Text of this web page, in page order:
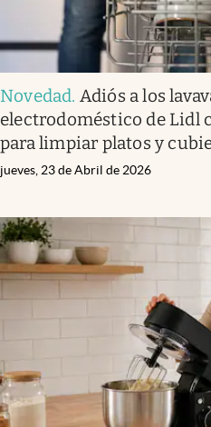
Novedad. Adiós a los
electrodoméstico de Lidl
para limpiar platos y
jueves, 23 de Abril de 2026